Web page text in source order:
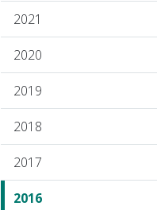
2021
2020
2019
2018
2017
2016